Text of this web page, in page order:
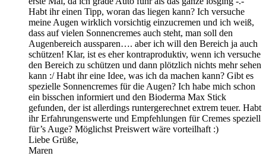
Habt ihr einen Tipp, woran das liegen kann? Ich versuche
meine Augen wirklich vorsichtig einzucremen und ich weiß,
dass auf vielen Sonnencremes auch steht, man soll den
Augenbereich aussparen…. aber ich will den Bereich ja auch
schützen! Klar, ist es eher kontraproduktiv, wenn ich versuche
den Bereich zu schützen und dann plötzlich nichts mehr sehen
kann :/ Habt ihr eine Idee, was ich da machen kann? Gibt es
spezielle Sonnencremes für die Augen? Ich habe mich schon
ein bisschen informiert und den Bioderma Max Stick
gefunden, der ist allerdings runtergerechnet extrem teuer. Habt
ihr Erfahrungenswerte und Empfehlungen für Cremes speziell
für’s Auge? Möglichst Preiswert wäre vorteilhaft :)
Liebe Grüße,
Maren